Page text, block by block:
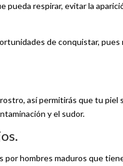
pueda respirar, evitar la
de conquistar,
así permitirás que tu
y el sudor.
por hombres maduros que